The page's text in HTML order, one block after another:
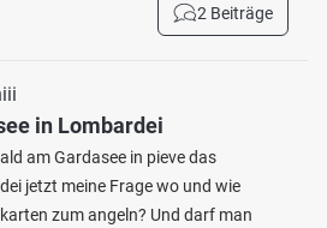
2 Beiträge
in Lombardei
am Gardasee in pieve das
jetzt meine Frage wo und wie
zum angeln? Und darf man